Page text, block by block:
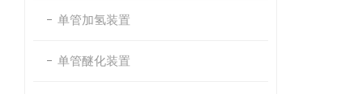
单管加氢装置
单管醚化装置